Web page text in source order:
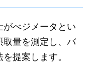
べジメータとい
取量を測定し、バ
提案します。